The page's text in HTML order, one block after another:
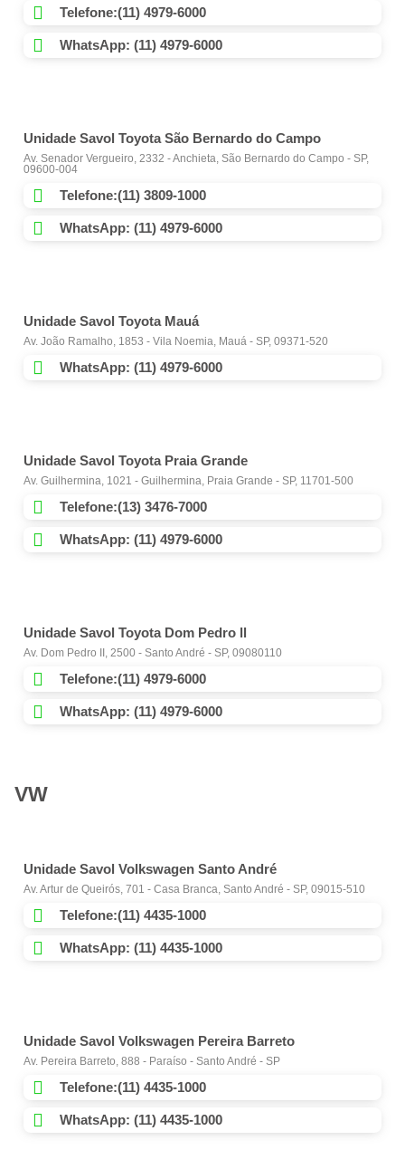
Telefone:(11) 4979-6000
WhatsApp: (11) 4979-6000
Unidade Savol Toyota São Bernardo do Campo
Av. Senador Vergueiro, 2332 - Anchieta, São Bernardo do Campo - SP,
09600-004
Telefone:(11) 3809-1000
WhatsApp: (11) 4979-6000
Unidade Savol Toyota Mauá
Av. João Ramalho, 1853 - Vila Noemia, Mauá - SP, 09371-520
WhatsApp: (11) 4979-6000
Unidade Savol Toyota Praia Grande
Av. Guilhermina, 1021 - Guilhermina, Praia Grande - SP, 11701-500
Telefone:(13) 3476-7000
WhatsApp: (11) 4979-6000
Unidade Savol Toyota Dom Pedro ll
Av. Dom Pedro II, 2500 - Santo André - SP, 09080110
Telefone:(11) 4979-6000
WhatsApp: (11) 4979-6000
VW
Unidade Savol Volkswagen Santo André
Av. Artur de Queirós, 701 - Casa Branca, Santo André - SP, 09015-510
Telefone:(11) 4435-1000
WhatsApp: (11) 4435-1000
Unidade Savol Volkswagen Pereira Barreto
Av. Pereira Barreto, 888 - Paraíso - Santo André - SP
Telefone:(11) 4435-1000
WhatsApp: (11) 4435-1000